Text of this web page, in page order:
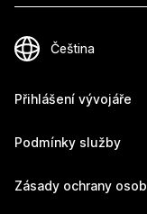
Přihlášení vývojáře
Podmínky služby
Zásady ochrany